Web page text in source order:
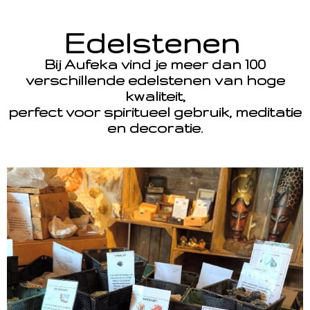
Edelstenen
Bij Aufeka vind je meer dan 100
verschillende edelstenen van hoge
kwaliteit,
perfect voor spiritueel gebruik, meditatie
en decoratie.